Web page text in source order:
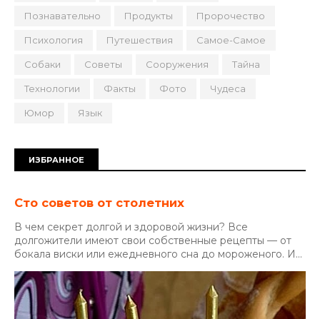
Познавательно Продукты Пророчество
Психология Путешествия Самое-Самое
Собаки Советы Сооружения Тайна
Технологии Факты Фото Чудеса
Юмор Язык
ИЗБРАННОЕ
Сто советов от столетних
В чем секрет долгой и здоровой жизни? Все
долгожители имеют свои собственные рецепты — от
бокала виски или ежедневного сна до мороженого. И...